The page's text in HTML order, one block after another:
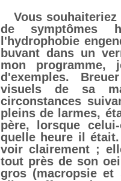
Vous
de symptômes
l'hydrophobie
buvant dans un
mon
d'exemples.
visuels de sa
circonstances
pleins de larmes,
père, lorsque
quelle heure il
voir clairement ;
tout près de son
gros (macropsie et